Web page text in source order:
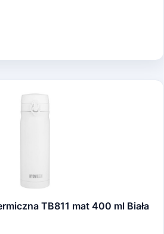
TB811 mat 400 ml Biała